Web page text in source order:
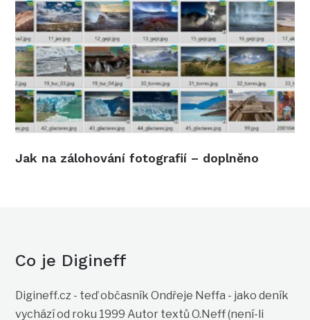
Jak na zálohování fotografií – doplněno
Co je Digineff
Digineff.cz - teď občasník Ondřeje Neffa - jako deník
vychází od roku 1999 Autor textů O.Neff (není-li